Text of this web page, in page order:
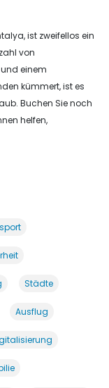
ist zweifellos ein
von
einem
kümmert, ist es
Buchen Sie noch
helfen,
Städte
Ausflug